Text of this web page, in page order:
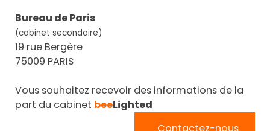
Bureau de Paris
(cabinet secondaire)
19 rue Bergère
75009 PARIS
Vous souhaitez recevoir des informations de la
part du cabinet beeLighted